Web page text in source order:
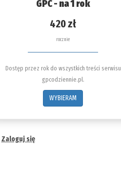
GPC - na 1 rok
420 zł
rocznie
Dostęp przez rok do wszystkich treści serwisu
gpcodziennie.pl.
WYBIERAM
Zaloguj się